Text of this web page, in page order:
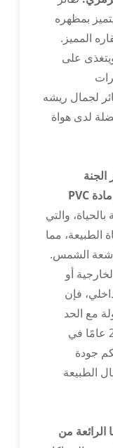
بمظهره
المميز.
على
لجمال ريشه
لدى هواة
الاصطناعية المذهلة، المصنوعة من مادة PVC
والتي
الطبيعة، مما
الشمس.
أو
فإن
مع الحد
الأدنى من الصيانة. بخبرة تزيد عن 25 عامًا في
جودة
الطبيعة
الرائعة من